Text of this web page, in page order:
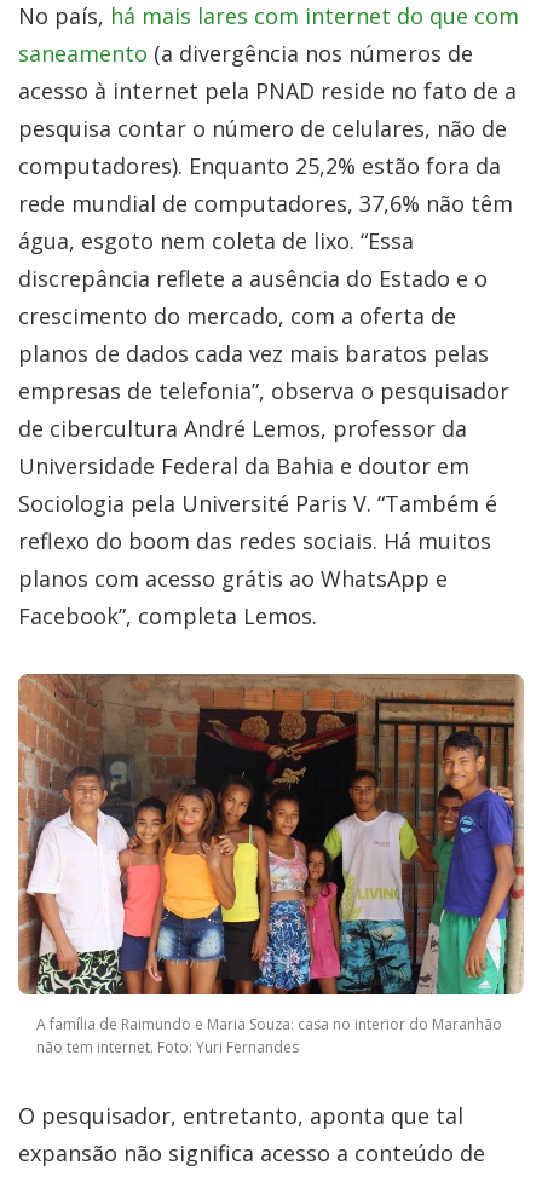
No país, há mais lares com internet do que com
saneamento (a divergência nos números de
acesso à internet pela PNAD reside no fato de a
pesquisa contar o número de celulares, não de
computadores). Enquanto 25,2% estão fora da
rede mundial de computadores, 37,6% não têm
água, esgoto nem coleta de lixo. “Essa
discrepância reflete a ausência do Estado e o
crescimento do mercado, com a oferta de
planos de dados cada vez mais baratos pelas
empresas de telefonia”, observa o pesquisador
de cibercultura André Lemos, professor da
Universidade Federal da Bahia e doutor em
Sociologia pela Université Paris V. “Também é
reflexo do boom das redes sociais. Há muitos
planos com acesso grátis ao WhatsApp e
Facebook”, completa Lemos.
A família de Raimundo e Maria Souza: casa no interior do Maranhão
não tem internet. Foto: Yuri Fernandes
O pesquisador, entretanto, aponta que tal
expansão não significa acesso a conteúdo de